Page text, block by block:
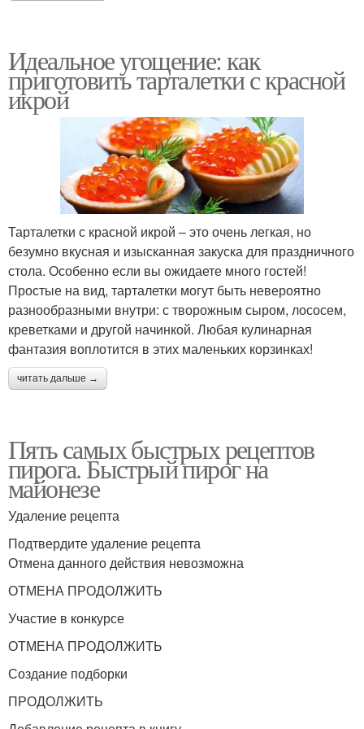
Идеальное угощение: как
приготовить тарталетки с красной
икрой
Тарталетки с красной икрой – это очень легкая, но
безумно вкусная и изысканная закуска для праздничного
стола. Особенно если вы ожидаете много гостей!
Простые на вид, тарталетки могут быть невероятно
разнообразными внутри: с творожным сыром, лососем,
креветками и другой начинкой. Любая кулинарная
фантазия воплотится в этих маленьких корзинках!
читать дальше →
Пять самых быстрых рецептов
пирога. Быстрый пирог на
майонезе
Удаление рецепта
Подтвердите удаление рецепта
Отмена данного действия невозможна
ОТМЕНА ПРОДОЛЖИТЬ
Участие в конкурсе
ОТМЕНА ПРОДОЛЖИТЬ
Создание подборки
ПРОДОЛЖИТЬ